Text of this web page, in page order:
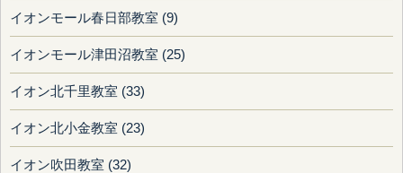
イオンモール春日部教室 (9)
イオンモール津田沼教室 (25)
イオン北千里教室 (33)
イオン北小金教室 (23)
イオン吹田教室 (32)